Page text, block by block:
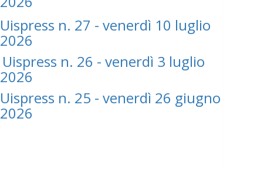
Uispress n. 27 - venerdì 10 luglio
2026
Uispress n. 26 - venerdì 3 luglio
2026
Uispress n. 25 - venerdì 26 giugno
2026